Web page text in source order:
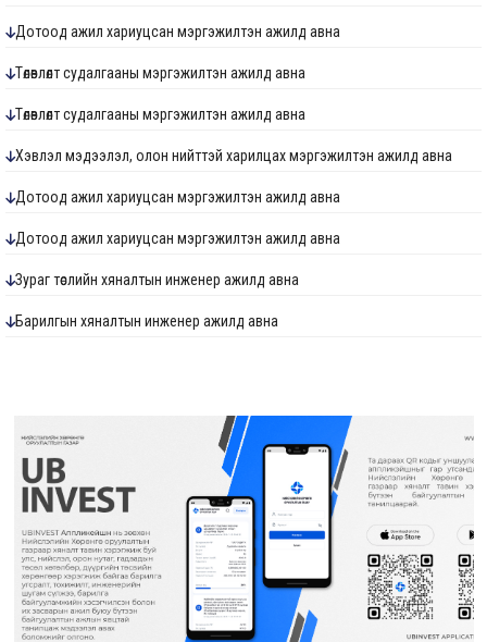
Дотоод ажил хариуцсан мэргэжилтэн ажилд авна
Төлөвлөлт судалгааны мэргэжилтэн ажилд авна
Төлөвлөлт судалгааны мэргэжилтэн ажилд авна
Хэвлэл мэдээлэл, олон нийттэй харилцах мэргэжилтэн ажилд авна
Дотоод ажил хариуцсан мэргэжилтэн ажилд авна
Дотоод ажил хариуцсан мэргэжилтэн ажилд авна
Зураг төслийн хяналтын инженер ажилд авна
Барилгын хяналтын инженер ажилд авна
Хөрөнгө оруулалтын санхүүжилт хариуцсан мэргэжилтэн ажилд авна
Дотоод ажил хариуцсан мэргэжилтэн ажилд авна
Гэрээт монгол бичиг хөтлөлт хариуцсан гэрээт ажилтан ажилд авна
Гидротехникийн хяналтын инженер ажилд авна
Дулаан хангамж, агаар сэлгэлтийн хяналтын инженер ажилд авна